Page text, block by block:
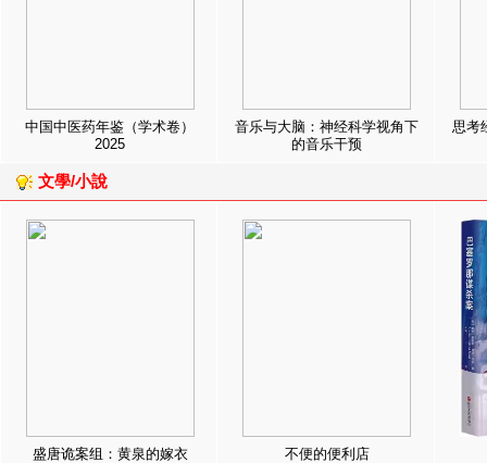
中国中医药年鉴（学术卷）
2025
音乐与大脑：神经科学视角下
的音乐干预
思考
文學/小說
盛唐诡案组：黄泉的嫁衣 不便的便利店